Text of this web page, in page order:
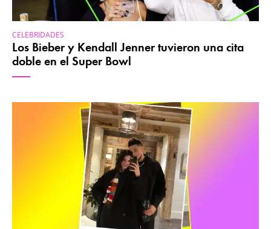
CELEBRIDADES
Los Bieber y Kendall Jenner tuvieron una cita
doble en el Super Bowl